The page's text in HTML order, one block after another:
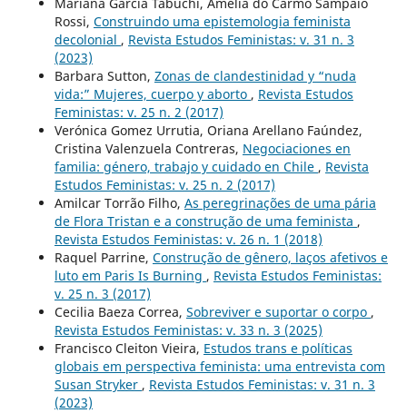
Mariana Garcia Tabuchi, Amélia do Carmo Sampaio
Rossi, Construindo uma epistemologia feminista
decolonial , Revista Estudos Feministas: v. 31 n. 3
(2023)
Barbara Sutton, Zonas de clandestinidad y “nuda
vida:” Mujeres, cuerpo y aborto , Revista Estudos
Feministas: v. 25 n. 2 (2017)
Verónica Gomez Urrutia, Oriana Arellano Faúndez,
Cristina Valenzuela Contreras, Negociaciones en
familia: género, trabajo y cuidado en Chile , Revista
Estudos Feministas: v. 25 n. 2 (2017)
Amilcar Torrão Filho, As peregrinações de uma pária
de Flora Tristan e a construção de uma feminista ,
Revista Estudos Feministas: v. 26 n. 1 (2018)
Raquel Parrine, Construção de gênero, laços afetivos e
luto em Paris Is Burning , Revista Estudos Feministas:
v. 25 n. 3 (2017)
Cecilia Baeza Correa, Sobreviver e suportar o corpo ,
Revista Estudos Feministas: v. 33 n. 3 (2025)
Francisco Cleiton Vieira, Estudos trans e políticas
globais em perspectiva feminista: uma entrevista com
Susan Stryker , Revista Estudos Feministas: v. 31 n. 3
(2023)